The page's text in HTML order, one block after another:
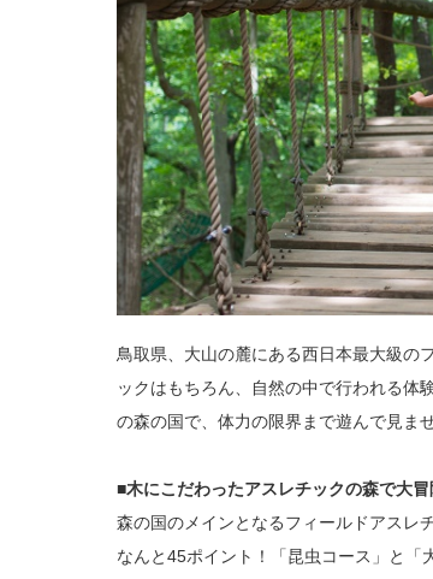
鳥取県、大山の麓にある西日本最大級の
ックはもちろん、自然の中で行われる体
の森の国で、体力の限界まで遊んで見ま
■木にこだわったアスレチックの森で大冒
森の国のメインとなるフィールドアスレ
なんと45ポイント！「昆虫コース」と「